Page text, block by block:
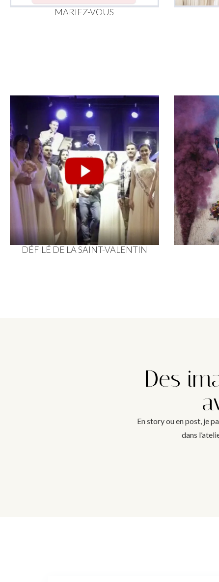
MARIEZ-VOUS
DÉFILÉ DE LA SAINT-VALENTIN
Des
En story ou en post, je
dans